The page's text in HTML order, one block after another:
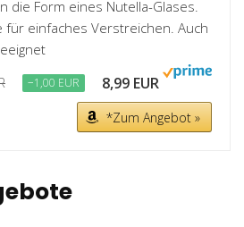
die Form eines Nutella-Glases.
für einfaches Verstreichen. Auch
−1,00 EUR 8,99 EUR
*Zum Angebot »